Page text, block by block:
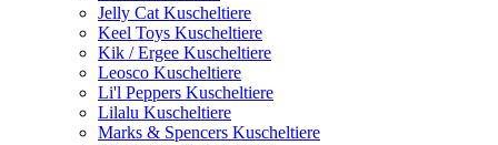
Jelly Cat Kuscheltiere
Keel Toys Kuscheltiere
Kik / Ergee Kuscheltiere
Leosco Kuscheltiere
Li'l Peppers Kuscheltiere
Lilalu Kuscheltiere
Marks & Spencers Kuscheltiere